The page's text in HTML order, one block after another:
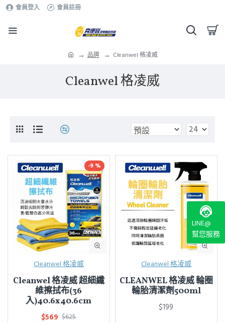
會員登入 會員註冊
品牌 Cleanwel 格凌威
Cleanwel 格凌威
-9 %
Cleanwel 格凌威
Cleanwel 格凌威 超細纖
維擦拭布(36
入)40.6x40.6cm
$569 $625
Cleanwel 格凌威
CLEANWEL 格凌威 輪圈
輪胎清潔劑500ml
$199
LINE@
幫您服務